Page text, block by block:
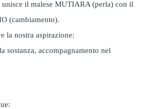
il malese MUTIARA (perla) con il
(cambiamento).
la nostra aspirazione:
sostanza, accompagnamento nel